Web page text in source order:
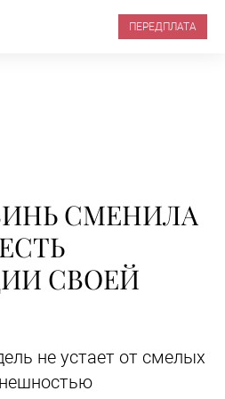
ПЕРЕДПЛАТА
СМЕНИЛА
СВОЕЙ
не устает от смелых